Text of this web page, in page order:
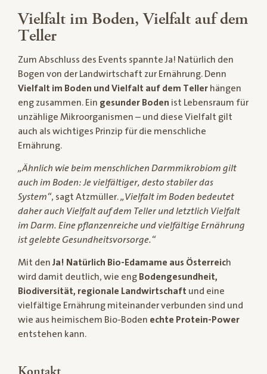
Vielfalt im Boden, Vielfalt auf dem
Teller
Zum Abschluss des Events spannte Ja! Natürlich den
Bogen von der Landwirtschaft zur Ernährung. Denn
Vielfalt im Boden und Vielfalt auf dem Teller hängen
eng zusammen. Ein gesunder Boden ist Lebensraum für
unzählige Mikroorganismen – und diese Vielfalt gilt
auch als wichtiges Prinzip für die menschliche
Ernährung.
„Ähnlich wie beim menschlichen Darmmikrobiom gilt
auch im Boden: Je vielfältiger, desto stabiler das
System“, sagt Atzmüller.„Vielfalt im Boden bedeutet
daher auch Vielfalt auf dem Teller und letztlich Vielfalt
im Darm. Eine pflanzenreiche und vielfältige Ernährung
ist gelebte Gesundheitsvorsorge.“
Mit den Ja! Natürlich Bio-Edamame aus Österreich
wird damit deutlich, wie eng Bodengesundheit,
Biodiversität, regionale Landwirtschaft und eine
vielfältige Ernährung miteinander verbunden sind und
wie aus heimischem Bio-Boden echte Protein-Power
entstehen kann.